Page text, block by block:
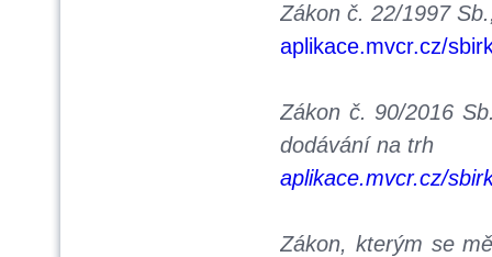
Zákon č. 22/1997
aplikace.mvcr.cz/
Zákon č. 90/2016
dodávání na trh
aplikace.mvcr.cz/
Zákon, kterým se